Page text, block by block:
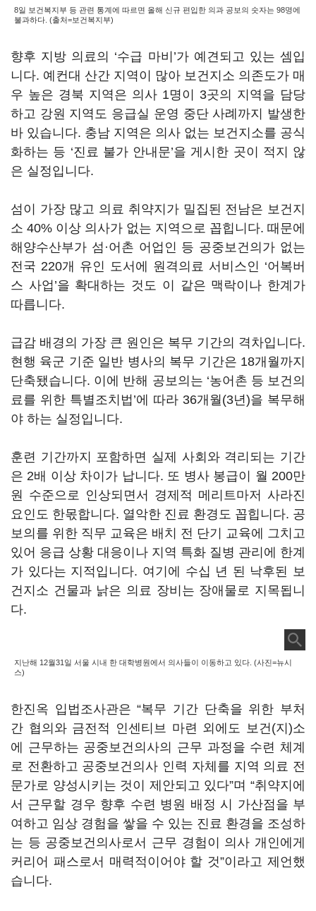
8일 보건복지부 등 관련 통계에 따르면 올해 신규 편입한 의과 공보의 숫자는 98명에
불과하다. (출처=보건복지부)
향후 지방 의료의 ‘수급 마비’가 예견되고 있는 셈입
니다. 예컨대 산간 지역이 많아 보건지소 의존도가 매
우 높은 경북 지역은 의사 1명이 3곳의 지역을 담당
하고 강원 지역도 응급실 운영 중단 사례까지 발생한
바 있습니다. 충남 지역은 의사 없는 보건지소를 공식
화하는 등 ‘진료 불가 안내문’을 게시한 곳이 적지 않
은 실정입니다.
섬이 가장 많고 의료 취약지가 밀집된 전남은 보건지
소 40% 이상 의사가 없는 지역으로 꼽힙니다. 때문에
해양수산부가 섬·어촌 어업인 등 공중보건의가 없는
전국 220개 유인 도서에 원격의료 서비스인 ‘어복버
스 사업’을 확대하는 것도 이 같은 맥락이나 한계가
따릅니다.
급감 배경의 가장 큰 원인은 복무 기간의 격차입니다.
현행 육군 기준 일반 병사의 복무 기간은 18개월까지
단축됐습니다. 이에 반해 공보의는 ‘농어촌 등 보건의
료를 위한 특별조치법’에 따라 36개월(3년)을 복무해
야 하는 실정입니다.
훈련 기간까지 포함하면 실제 사회와 격리되는 기간
은 2배 이상 차이가 납니다. 또 병사 봉급이 월 200만
원 수준으로 인상되면서 경제적 메리트마저 사라진
요인도 한몫합니다. 열악한 진료 환경도 꼽힙니다. 공
보의를 위한 직무 교육은 배치 전 단기 교육에 그치고
있어 응급 상황 대응이나 지역 특화 질병 관리에 한계
가 있다는 지적입니다. 여기에 수십 년 된 낙후된 보
건지소 건물과 낡은 의료 장비는 장애물로 지목됩니
다.
지난해 12월31일 서울 시내 한 대학병원에서 의사들이 이동하고 있다. (사진=뉴시
스)
한진옥 입법조사관은 “복무 기간 단축을 위한 부처
간 협의와 금전적 인센티브 마련 외에도 보건(지)소
에 근무하는 공중보건의사의 근무 과정을 수련 체계
로 전환하고 공중보건의사 인력 자체를 지역 의료 전
문가로 양성시키는 것이 제안되고 있다”며 “취약지에
서 근무할 경우 향후 수련 병원 배정 시 가산점을 부
여하고 임상 경험을 쌓을 수 있는 진료 환경을 조성하
는 등 공중보건의사로서 근무 경험이 의사 개인에게
커리어 패스로서 매력적이어야 할 것”이라고 제언했
습니다.